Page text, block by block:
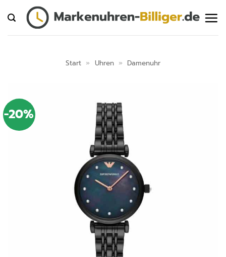
Inhalt
springen
Start » Uhren » Damenuhr
-20%